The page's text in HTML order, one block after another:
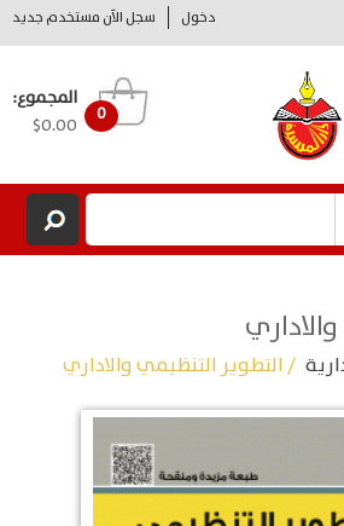
دخول سجل الآن مستخدم جديد
0
المجموع:
$0.00
/ التطوير التنظيمي والاداري